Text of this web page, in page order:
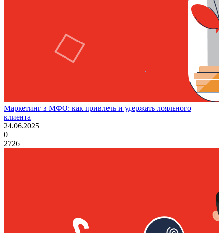
Маркетинг в МФО: как привлечь и удержать лояльного
клиента
24.06.2025
0
2726